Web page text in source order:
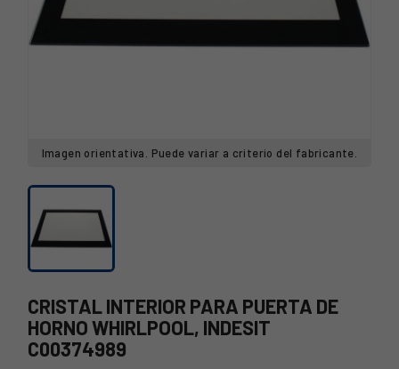
Imagen orientativa. Puede variar a criterio del fabricante.
CRISTAL INTERIOR PARA PUERTA DE
HORNO WHIRLPOOL, INDESIT
C00374989